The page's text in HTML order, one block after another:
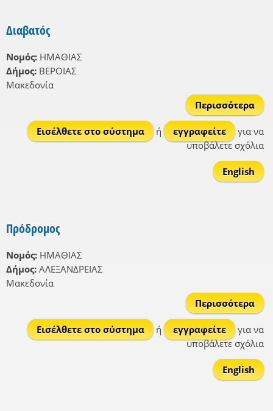
Διαβατός
Νομός: ΗΜΑΘΙΑΣ
Δήμος: ΒΕΡΟΙΑΣ
Μακεδονία
Περισσότερα
Εισέλθετε στο σύστημα
ή εγγραφείτε
για να
υποβάλετε σχόλια
English
Πρόδρομος
Νομός: ΗΜΑΘΙΑΣ
Δήμος: ΑΛΕΞΑΝΔΡΕΙΑΣ
Μακεδονία
Περισσότερα
Εισέλθετε στο σύστημα
ή εγγραφείτε
για να
υποβάλετε σχόλια
English